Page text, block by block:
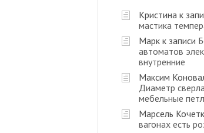
Кристина к
мастика
Марк к записи
автоматов
внутренние
Максим
Диаметр
мебельные
Марсель
вагонах есть